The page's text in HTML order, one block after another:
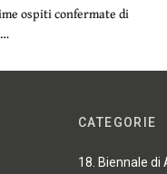
ospiti confermate di
CATEGORIE
18. Biennale